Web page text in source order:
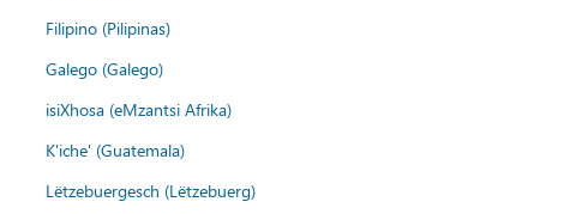
Filipino (Pilipinas)
Galego (Galego)
isiXhosa (eMzantsi Afrika)
K'iche' (Guatemala)
Lëtzebuergesch (Lëtzebuerg)